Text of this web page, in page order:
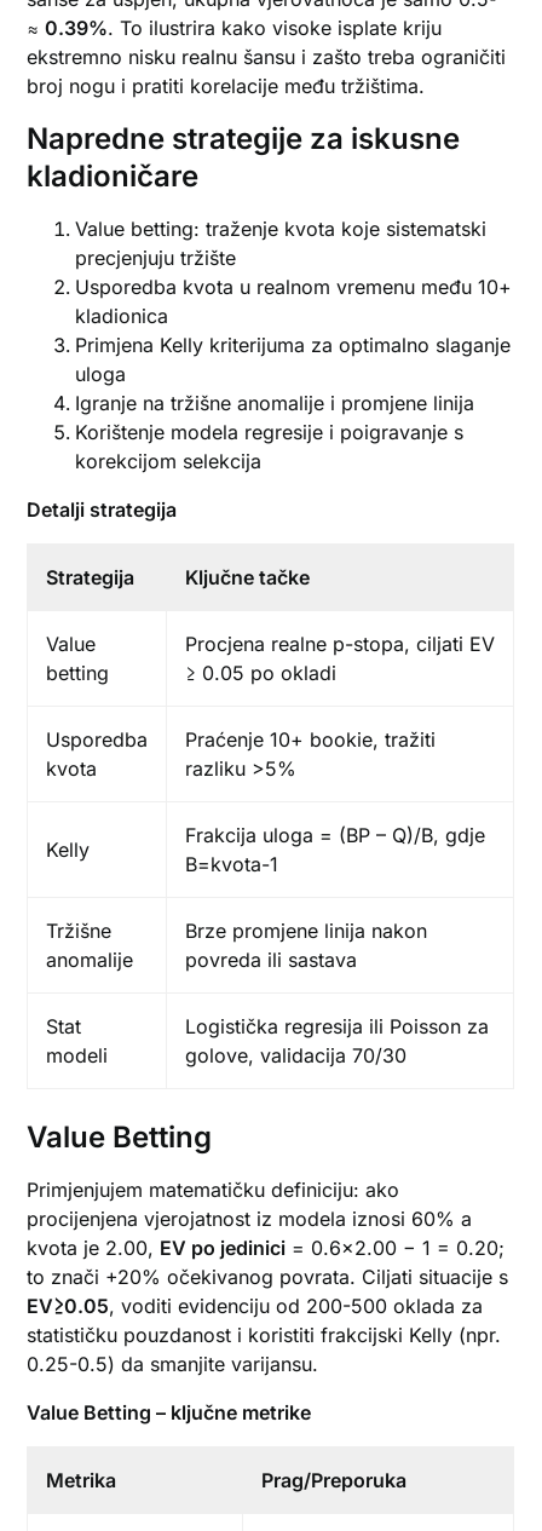
≈0.39%. To ilustrira kako visoke isplate kriju
ekstremno nisku realnu šansu i zašto treba ograničiti
broj nogu i pratiti korelacije među tržištima.
Napredne strategije za iskusne
kladioničare
Value betting: traženje kvota koje sistematski
precjenjuju tržište
Usporedba kvota u realnom vremenu među 10+
kladionica
Primjena Kelly kriterijuma za optimalno slaganje
uloga
Igranje na tržišne anomalije i promjene linija
Korištenje modela regresije i poigravanje s
korekcijom selekcija
Detalji strategija
Strategija Ključne tačke
Value
betting
Procjena realne p-stopa, ciljati EV
≥ 0.05 po okladi
Usporedba
kvota
Praćenje 10+ bookie, tražiti
razliku >5%
Kelly
Frakcija uloga = (BP – Q)/B, gdje
B=kvota-1
Tržišne
anomalije
Brze promjene linija nakon
povreda ili sastava
Stat
modeli
Logistička regresija ili Poisson za
golove, validacija 70/30
Value Betting
Primjenjujem matematičku definiciju: ako
procijenjena vjerojatnost iz modela iznosi 60% a
kvota je 2.00, EV po jedinici = 0.6×2.00 − 1 = 0.20;
to znači +20% očekivanog povrata. Ciljati situacije s
EV≥0.05, voditi evidenciju od 200-500 oklada za
statističku pouzdanost i koristiti frakcijski Kelly (npr.
0.25-0.5) da smanjite varijansu.
Value Betting – ključne metrike
Metrika Prag/Preporuka